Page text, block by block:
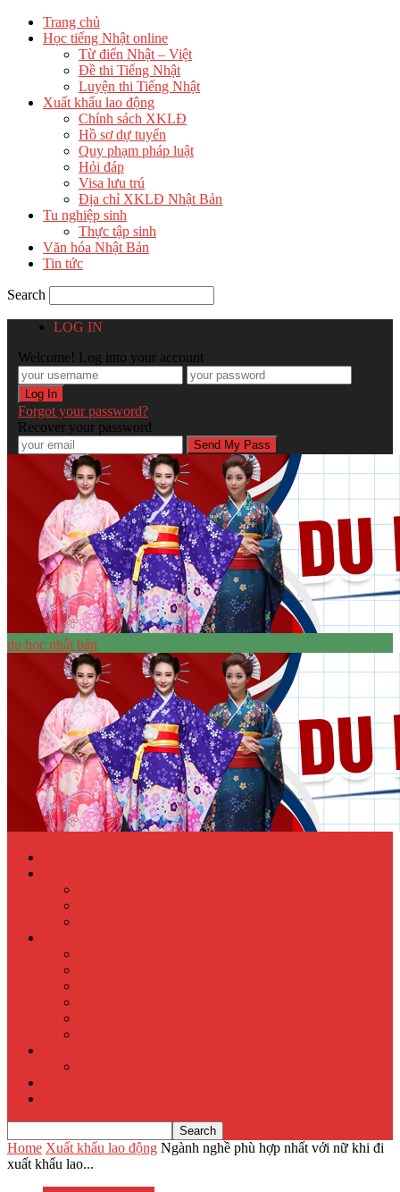
Trang chủ
Học tiếng Nhật online
Từ điển Nhật – Việt
Đề thi Tiếng Nhật
Luyện thi Tiếng Nhật
Xuất khẩu lao động
Chính sách XKLĐ
Hồ sơ dự tuyển
Quy phạm pháp luật
Hỏi đáp
Visa lưu trú
Địa chỉ XKLĐ Nhật Bản
Tu nghiệp sinh
Thực tập sinh
Văn hóa Nhật Bản
Tin tức
Search
LOG IN
Welcome! Log into your account
Forgot your password?
Recover your password
du học nhật bản
Home Xuất khẩu lao động Ngành nghề phù hợp nhất với nữ khi đi
xuất khẩu lao...